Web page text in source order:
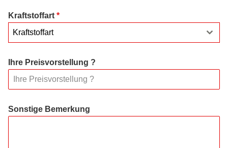
Kraftstoffart *
Kraftstoffart
Ihre Preisvorstellung ?
Sonstige Bemerkung